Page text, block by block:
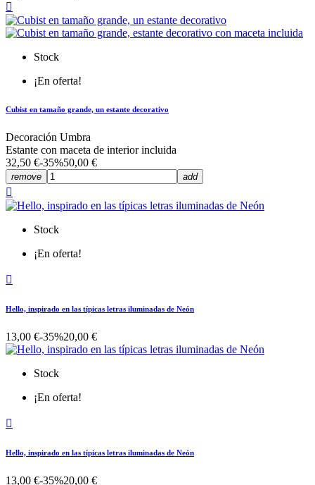

Stock
¡En oferta!
Cubist en tamaño grande, un estante decorativo
Decoración Umbra
Estante con maceta de interior incluida
32,50 €-35%50,00 €
remove add

Stock
¡En oferta!

Hello, inspirado en las típicas letras iluminadas de Neón
13,00 €-35%20,00 €
Stock
¡En oferta!

Hello, inspirado en las típicas letras iluminadas de Neón
13,00 €-35%20,00 €